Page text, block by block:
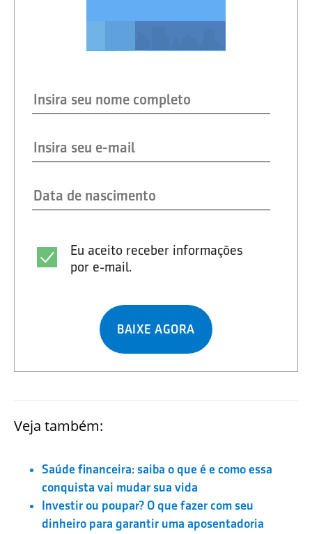
Eu aceito receber informações
por e-mail.
BAIXE AGORA
Veja também:
Saúde financeira: saiba o que é e como essa
conquista vai mudar sua vida
Investir ou poupar? O que fazer com seu
dinheiro para garantir uma aposentadoria